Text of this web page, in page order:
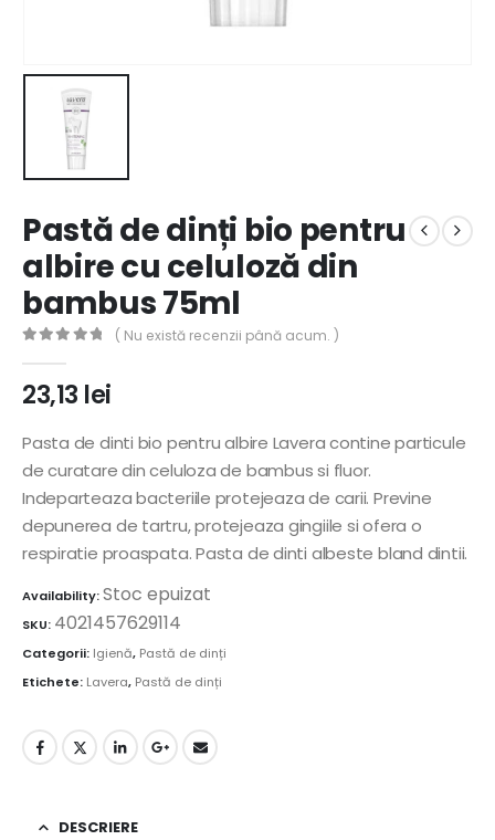
Pastă de dinți bio pentru
albire cu celuloză din
bambus 75ml
( Nu există recenzii până acum. )
23,13 lei
Pasta de dinti bio pentru albire Lavera contine particule
de curatare din celuloza de bambus si fluor.
Indeparteaza bacteriile protejeaza de carii. Previne
depunerea de tartru, protejeaza gingiile si ofera o
respiratie proaspata. Pasta de dinti albeste bland dintii.
Availability:Stoc epuizat
SKU: 4021457629114
Categorii: Igienă, Pastă de dinți
Etichete: Lavera, Pastă de dinți
DESCRIERE